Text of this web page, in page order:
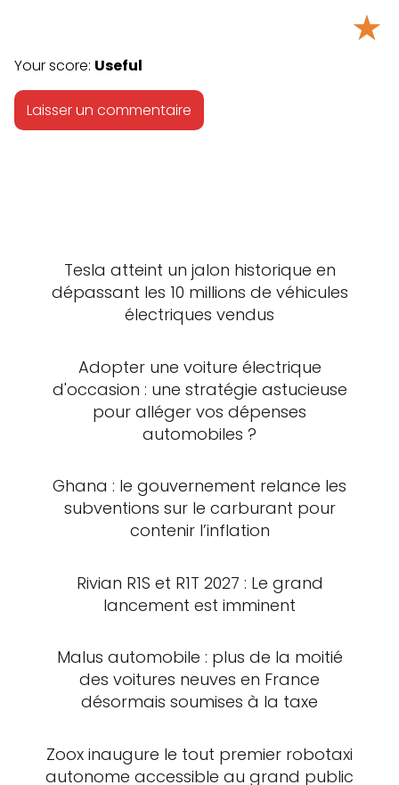
★
Your score: Useful
Tesla atteint un jalon historique en
dépassant les 10 millions de véhicules
électriques vendus
Adopter une voiture électrique
d'occasion : une stratégie astucieuse
pour alléger vos dépenses
automobiles ?
Ghana : le gouvernement relance les
subventions sur le carburant pour
contenir l’inflation
Rivian R1S et R1T 2027 : Le grand
lancement est imminent
Malus automobile : plus de la moitié
des voitures neuves en France
désormais soumises à la taxe
Zoox inaugure le tout premier robotaxi
autonome accessible au grand public